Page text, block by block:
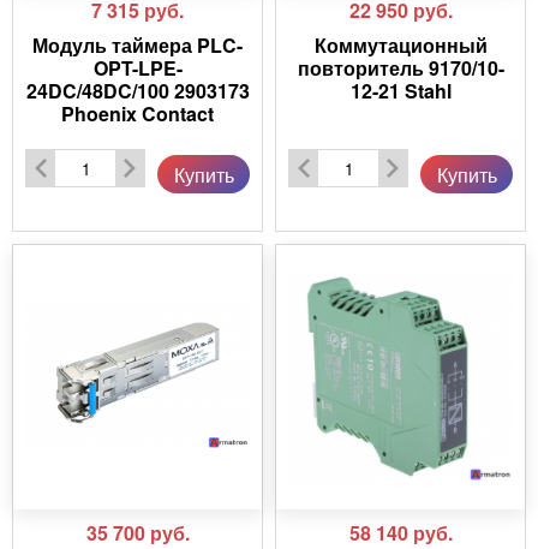
7 315 руб.
Модуль таймера PLC-
OPT-LPE-
24DC/48DC/100 2903173
Phoenix Contact
Купить
22 950 руб.
Коммутационный
повторитель 9170/10-
12-21 Stahl
Купить
35 700 руб.
58 140 руб.